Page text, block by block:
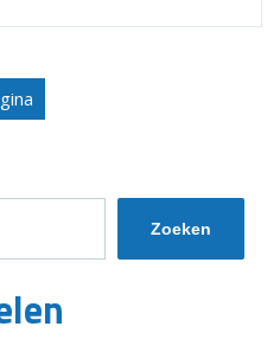
Melatonine
Zoeken